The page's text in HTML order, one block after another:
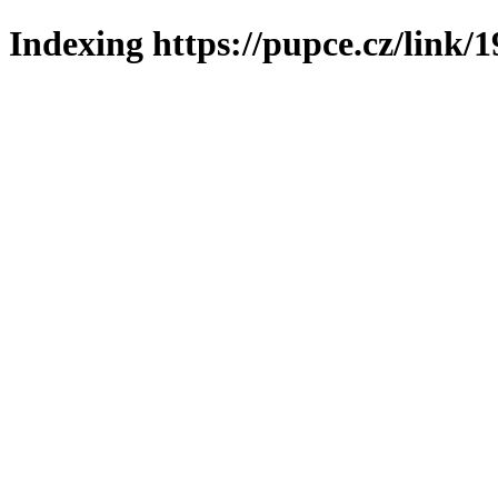
Indexing https://pupce.cz/link/